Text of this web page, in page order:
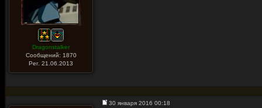
Dragonstalker
Сообщений: 1870
Рег. 21.06.2013
30 января 2016 00:18